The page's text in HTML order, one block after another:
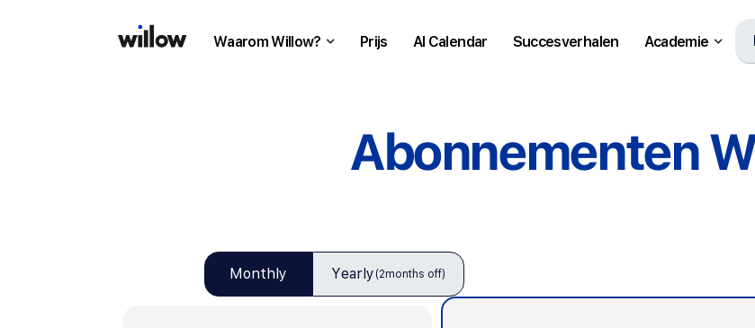
Waarom Willow? Prijs AI Calendar Succesverhalen Academie
Abonnementen
Monthly Yearly (2months off)